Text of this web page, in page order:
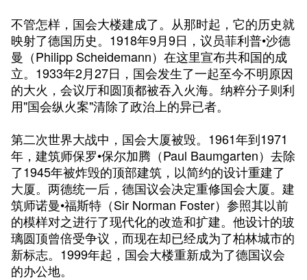
不管怎样，国会大楼建成了。从那时起，它的历史就
映射了德国历史。1918年9月9日，议员菲利普•沙德
曼（Philipp Scheidemann）在这里宣布共和国的成
立。1933年2月27日，国会发生了一起至今不明原因
的大火，会议厅和圆顶都被吞入火海。 纳粹分子则利
用"国会纵火案"清除了政治上的异已者。
第二次世界大战中，国会大厦被毁。1961年到1971
年，建筑师保罗•保尔加腾（Paul Baumgarten）去除
了1945年被炸毁的顶部建筑，以简约的设计重建了
大厦。两德统一后，德国议会决定重修国会大厦。建
筑师诺曼•福斯特（Sir Norman Foster）参照其以前
的模样对之进行了现代化的改造和扩建。他设计的玻
璃圆顶曾倍受争议，而现在却已经成为了柏林城市的
新标志。 1999年起，国会大楼重新成为了德国议会
的办公地。